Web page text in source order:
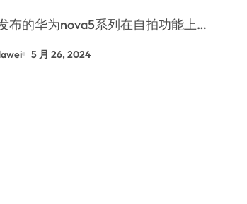
发布的华为nova5系列在自拍功能上…
5 月 26, 2024